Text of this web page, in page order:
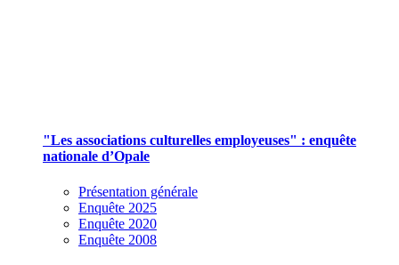
"Les associations culturelles employeuses" : enquête
nationale d’Opale
Présentation générale
Enquête 2025
Enquête 2020
Enquête 2008